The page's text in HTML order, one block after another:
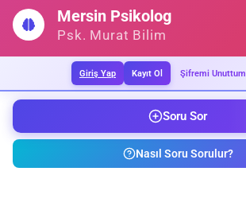
İçeriğe
geç
Mersin Psikolog
Psk. Murat Bilim
Giriş Yap Kayıt Ol Şifremi Unuttum
Soru Sor
Nasıl Soru Sorulur?